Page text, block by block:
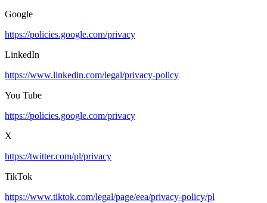
Google
https://policies.google.com/privacy
LinkedIn
https://www.linkedin.com/legal/privacy-policy
You Tube
https://policies.google.com/privacy
X
https://twitter.com/pl/privacy
TikTok
https://www.tiktok.com/legal/page/eea/privacy-policy/pl